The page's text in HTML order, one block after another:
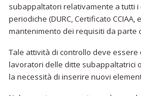
subappaltatori relativamente a tutti
periodiche (DURC, Certificato CCIAA,
mantenimento dei requisiti da parte
Tale attività di controllo deve
lavoratori delle ditte subappaltatrici
la necessità di inserire nuovi